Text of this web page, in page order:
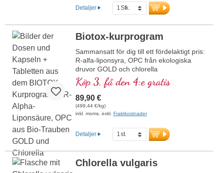
produktionserfarenhet, över 40 års
erfarenhet av vitalämnen.
Detaljer
Biotox-kurprogram
Sammansatt för dig till ett fördelaktigt pris:
R-alfa-liponsyra, OPC från ekologiska
druvor GOLD och chlorella
Köp 3, få den 4:e gratis
89,90 €
(499,44 €/kg)
inkl. moms. exkl. Fraktkostnader
Detaljer
Chlorella vulgaris